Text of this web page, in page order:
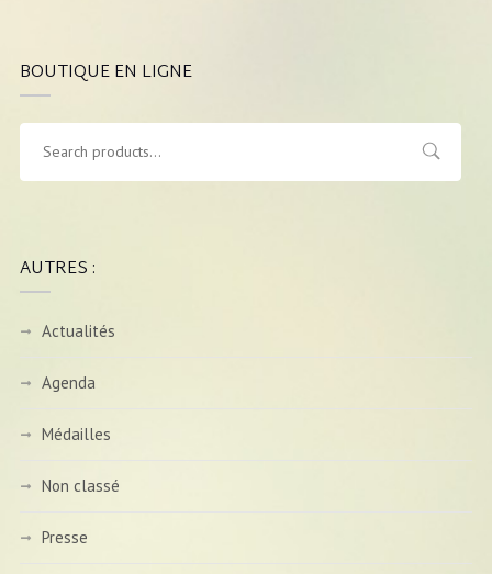
BOUTIQUE EN LIGNE
AUTRES :
Actualités
Agenda
Médailles
Non classé
Presse